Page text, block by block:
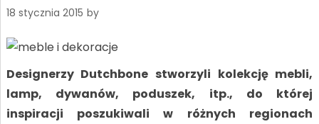
18 stycznia 2015 by
Designerzy Dutchbone stworzyli kolekcję mebli,
lamp, dywanów, poduszek, itp., do której
inspiracji poszukiwali w różnych regionach